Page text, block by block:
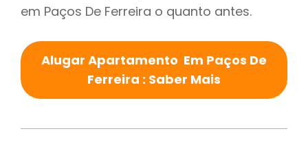
em Paços De Ferreira o quanto antes.
Alugar Apartamento Em Paços De
Ferreira : Saber Mais